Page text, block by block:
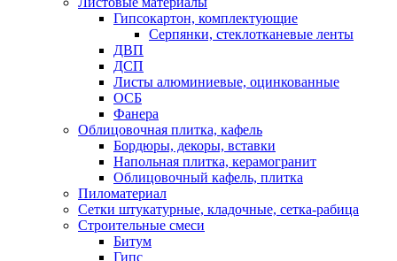
Гипсокартон, комплектующие
Серпянки, стеклотканевые ленты
ДВП
ДСП
Листы алюминиевые, оцинкованные
ОСБ
Фанера
Облицовочная плитка, кафель
Бордюры, декоры, вставки
Напольная плитка, керамогранит
Облицовочный кафель, плитка
Пиломатериал
Сетки штукатурные, кладочные, сетка-рабица
Строительные смеси
Битум
Гипс